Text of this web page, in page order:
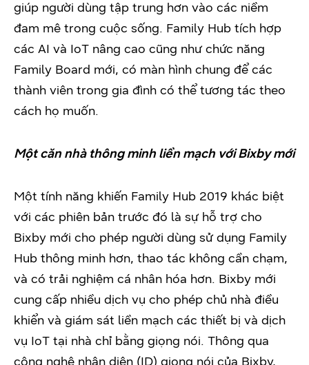
giúp người dùng tập trung hơn vào các niềm
đam mê trong cuộc sống. Family Hub tích hợp
các AI và IoT nâng cao cũng như chức năng
Family Board mới, có màn hình chung để các
thành viên trong gia đình có thể tương tác theo
cách họ muốn.
Một căn nhà thông minh liền mạch với Bixby mới
Một tính năng khiến Family Hub 2019 khác biệt
với các phiên bản trước đó là sự hỗ trợ cho
Bixby mới cho phép người dùng sử dụng Family
Hub thông minh hơn, thao tác không cần chạm,
và có trải nghiệm cá nhân hóa hơn. Bixby mới
cung cấp nhiều dịch vụ cho phép chủ nhà điều
khiển và giám sát liền mạch các thiết bị và dịch
vụ IoT tại nhà chỉ bằng giọng nói. Thông qua
công nghệ nhận diện (ID) giọng nói của Bixby,